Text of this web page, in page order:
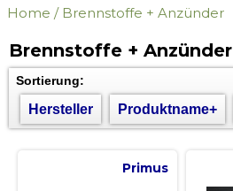
Home / Brennstoffe + Anzünder
Brennstoffe + Anzünder
Sortierung:
Hersteller Produktname+
Primus